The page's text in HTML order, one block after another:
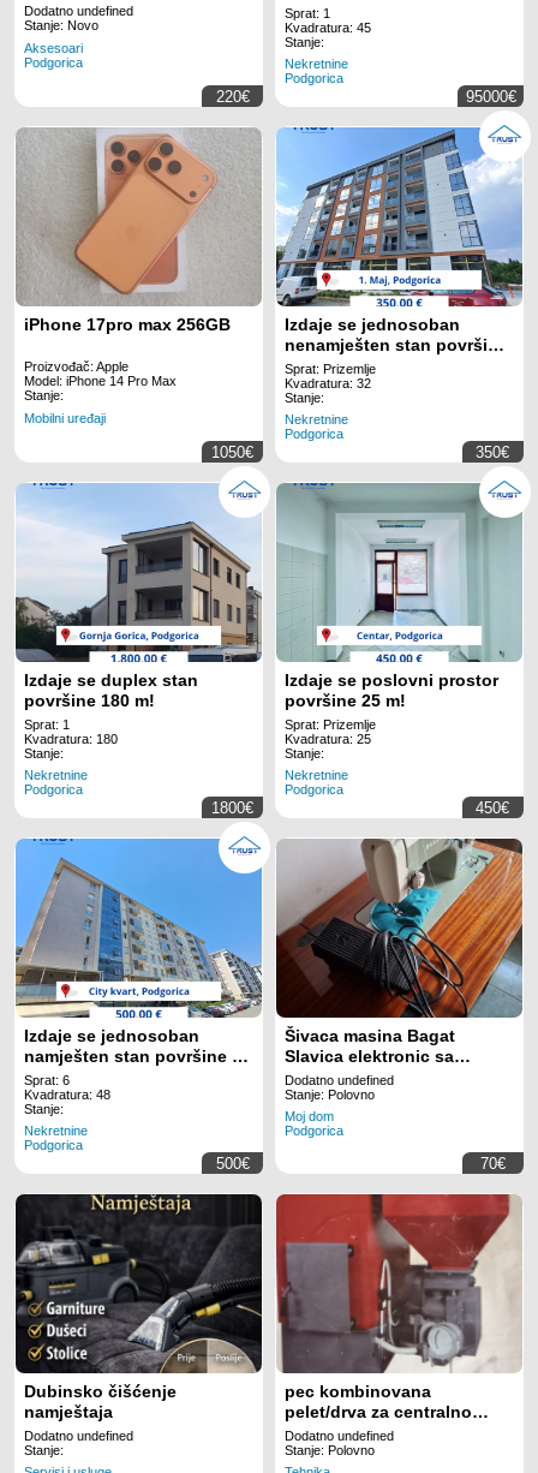
Dodatno undefined
Stanje: Novo
Aksesoari
Podgorica
220€
Sprat: 1
Kvadratura: 45
Stanje:
Nekretnine
Podgorica
95000€
iPhone 17pro max 256GB
Proizvođač: Apple
Model: iPhone 14 Pro Max
Stanje:
Mobilni uređaji
1050€
Izdaje se jednosoban
nenamješten stan površine
34 m!
Sprat: Prizemlje
Kvadratura: 32
Stanje:
Nekretnine
Podgorica
350€
Izdaje se duplex stan
površine 180 m!
Sprat: 1
Kvadratura: 180
Stanje:
Nekretnine
Podgorica
1800€
Izdaje se poslovni prostor
površine 25 m!
Sprat: Prizemlje
Kvadratura: 25
Stanje:
Nekretnine
Podgorica
450€
Izdaje se jednosoban
namješten stan površine 48
m!
Sprat: 6
Kvadratura: 48
Stanje:
Nekretnine
Podgorica
500€
Šivaca masina Bagat
Slavica elektronic sa
kabinetom
Dodatno undefined
Stanje: Polovno
Moj dom
Podgorica
70€
Dubinsko čišćenje
namještaja
Dodatno undefined
Stanje:
pec kombinovana
pelet/drva za centralno
grijanje
Dodatno undefined
Stanje: Polovno